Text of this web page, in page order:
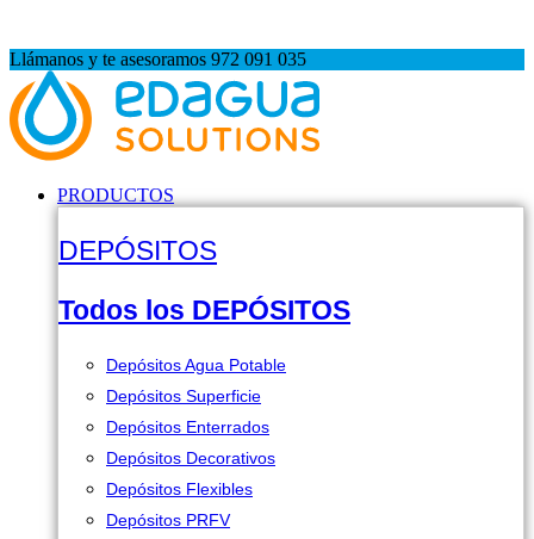
Llámanos y te asesoramos 972 091 035
PRODUCTOS
DEPÓSITOS
Todos los DEPÓSITOS
Depósitos Agua Potable
Depósitos Superficie
Depósitos Enterrados
Depósitos Decorativos
Depósitos Flexibles
Depósitos PRFV